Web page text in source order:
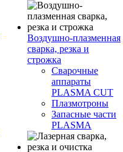
Воздушно-плазменная
сварка, резка и
строжка
Сварочные
аппараты
PLASMA CUT
Плазмотроны
Запасные части
PLASMA